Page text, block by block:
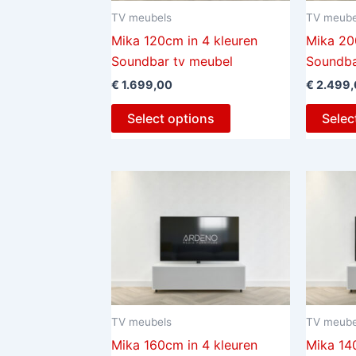
TV meubels
Mika 120cm in 4 kleuren
Soundbar tv meubel
€ 1.699,00
Select options
TV
Mika
€
TV meubels
Mika 160cm in 4 kleuren
TV
Mika